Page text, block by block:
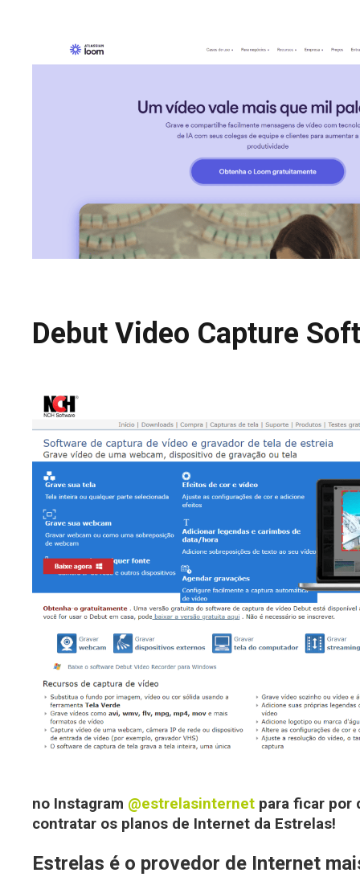
Debut Video Capture
no Instagram @estrelasinternet para ficar por
contratar os planos de Internet da Estrelas!
Estrelas é o provedor de Internet